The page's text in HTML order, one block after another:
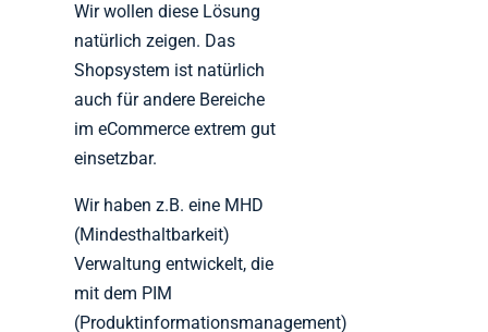
Wir wollen diese Lösung
natürlich zeigen. Das
Shopsystem ist natürlich
auch für andere Bereiche
im eCommerce extrem gut
einsetzbar.
Wir haben z.B. eine MHD
(Mindesthaltbarkeit)
Verwaltung entwickelt, die
mit dem PIM
(Produktinformationsmanagement)